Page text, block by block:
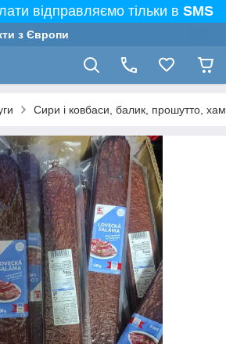
відправляємо тільки в SMS
з Європи
Сири і ковбаси, балик, прошутто,